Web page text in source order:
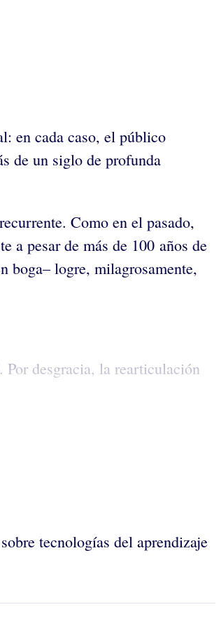
en cada caso, el público
de un siglo de profunda
Como en el pasado,
a pesar de más de 100 años de
boga– logre, milagrosamente,
Por desgracia, la rearticulación
tecnologías del aprendizaje